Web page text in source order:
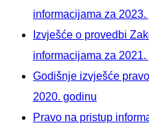
informacijama za 2023.
Izvješće o provedbi
informacijama za 2021.
Godišnje izvješće
2020. godinu
Pravo na pristup